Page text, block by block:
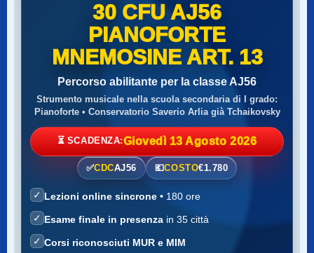
30 CFU AJ56
PIANOFORTE
MNEMOSINE ART. 13
Percorso abilitante per la classe AJ56
Strumento musicale nella scuola secondaria di I grado:
Pianoforte • Conservatorio Saverio Arlia già Tchaikovsky
⏳ SCADENZA:Giovedì 13 Agosto 2026
✅CDCAJ56 💶COSTO€1.780
✓ Lezioni online sincrone • 180 ore
✓ Esame finale in presenza in 35 città
✓ Corsi riconosciuti MUR e MIM